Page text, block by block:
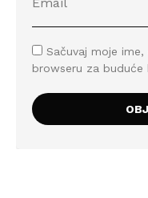
Sačuvaj moje
browseru za buduće